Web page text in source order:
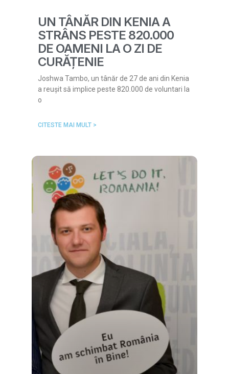
UN TÂNĂR DIN KENIA A
STRÂNS PESTE 820.000
DE OAMENI LA O ZI DE
CURĂȚENIE
Joshwa Tambo, un tânăr de 27 de ani din Kenia
a reușit să implice peste 820.000 de voluntari la
o
CITESTE MAI MULT >